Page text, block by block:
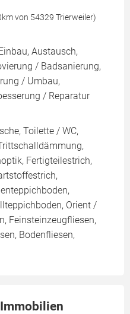
von 54329 Trierweiler)
Austausch,
/ Badsanierung,
/ Umbau,
/ Reparatur
Toilette / WC,
Fertigteilestrich,
Orient /
Feinsteinzeugfliesen,
Bodenfliesen,